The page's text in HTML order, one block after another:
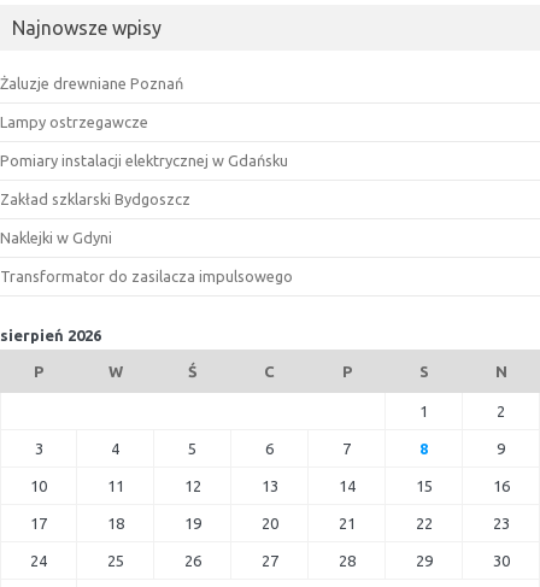
Najnowsze wpisy
Żaluzje drewniane Poznań
Lampy ostrzegawcze
Pomiary instalacji elektrycznej w Gdańsku
Zakład szklarski Bydgoszcz
Naklejki w Gdyni
Transformator do zasilacza impulsowego
sierpień 2026
P W Ś C P S N
1 2
3 4 5 6 7 8 9
10 11 12 13 14 15 16
17 18 19 20 21 22 23
24 25 26 27 28 29 30